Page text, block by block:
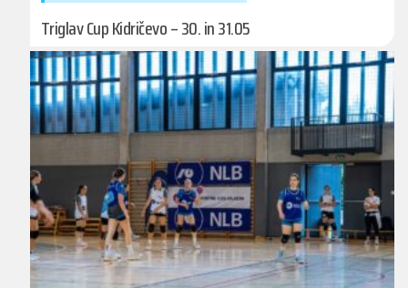
Triglav Cup Kidričevo – 30. in 31.05